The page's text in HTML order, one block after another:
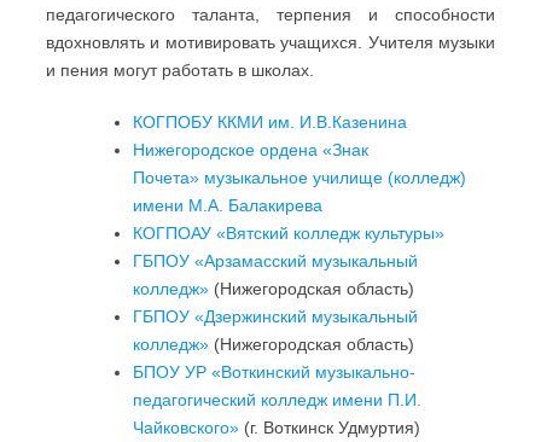
педагогического таланта, терпения и способности
вдохновлять и мотивировать учащихся. Учителя музыки
и пения могут работать в школах.
КОГПОБУ ККМИ им. И.В.Казенина
Нижегородское ордена «Знак
Почета» музыкальное училище (колледж)
имени М.А. Балакирева
КОГПОАУ «Вятский колледж культуры»
ГБПОУ «Арзамасский музыкальный
колледж» (Нижегородская область)
ГБПОУ «Дзержинский музыкальный
колледж» (Нижегородская область)
БПОУ УР «Воткинский музыкально-
педагогический колледж имени П.И.
Чайковского» (г. Воткинск Удмуртия)